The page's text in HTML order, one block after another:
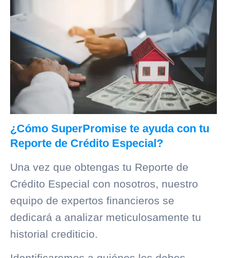
¿Cómo SuperPromise te ayuda con tu
Reporte de Crédito Especial?
Una vez que obtengas tu Reporte de
Crédito Especial con nosotros, nuestro
equipo de expertos financieros se
dedicará a analizar meticulosamente tu
historial crediticio.